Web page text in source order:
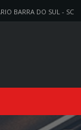
BARRA DO SUL - SC